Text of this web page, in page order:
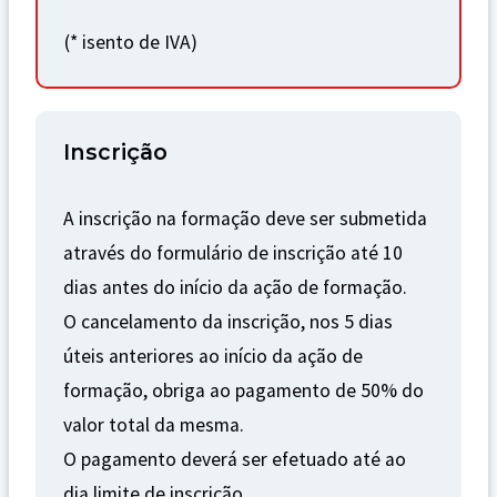
(* isento de IVA)
Inscrição
A inscrição na formação deve ser submetida
através do formulário de inscrição até 10
dias antes do início da ação de formação.
O cancelamento da inscrição, nos 5 dias
úteis anteriores ao início da ação de
formação, obriga ao pagamento de 50% do
valor total da mesma.
O pagamento deverá ser efetuado até ao